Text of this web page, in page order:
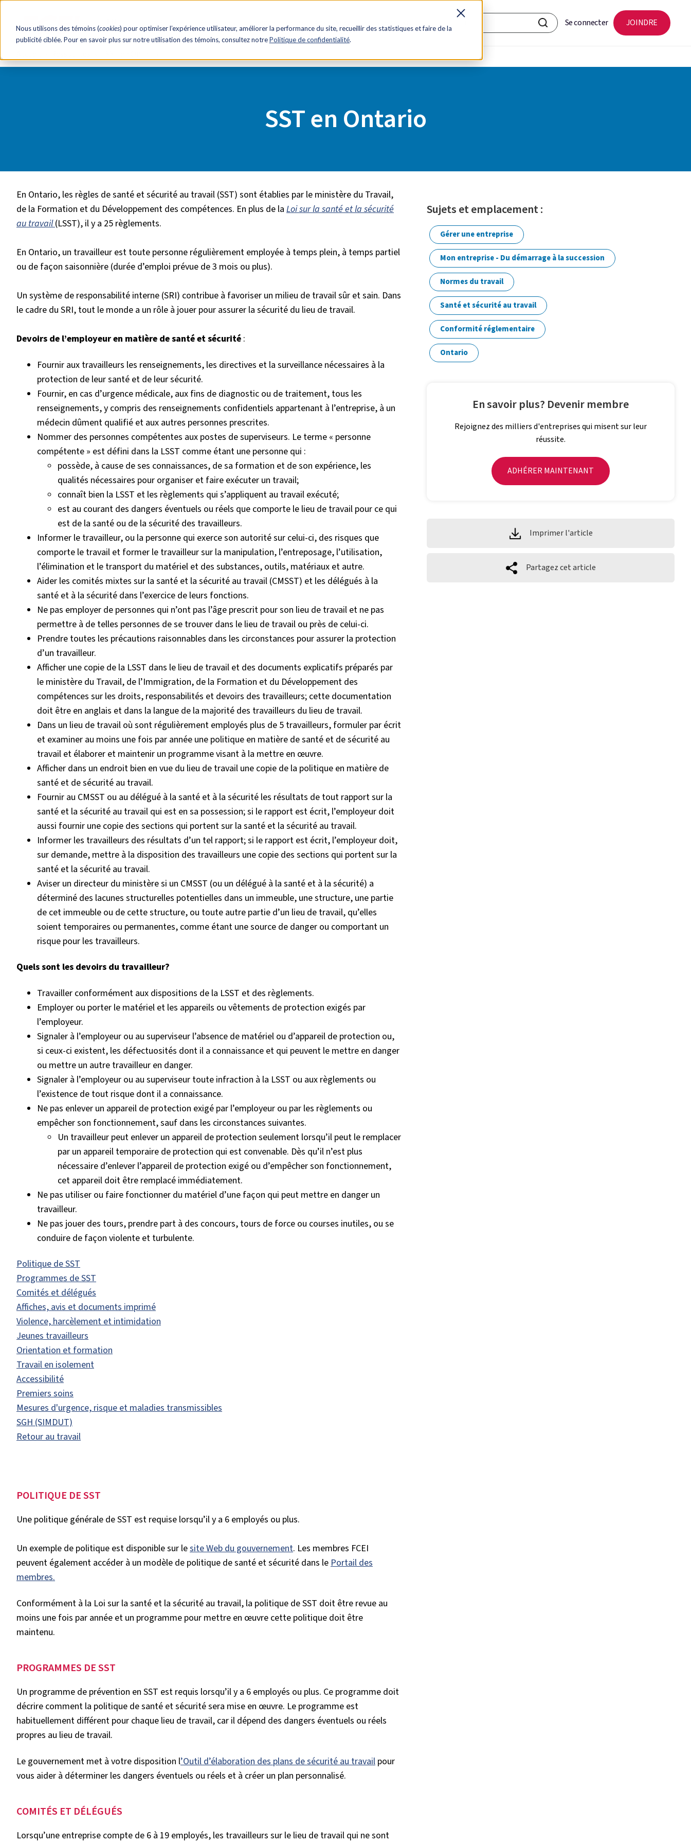
Nous utilisons des témoins (cookies) pour optimiser l’expérience utilisateur, améliorer la performance du site, recueillir des statistiques et faire de la
publicité ciblée. Pour en savoir plus sur notre utilisation des témoins, consultez notrePolitique de confidentialité.
Se connecter JOINDRE
SST en Ontario
En Ontario, les règles de santé et sécurité au travail (SST) sont établies par le ministère du Travail,
de la Formation et du Développement des compétences. En plus de la Loi sur la santé et la sécurité
au travail(LSST), il y a 25 règlements.
En Ontario, un travailleur est toute personne régulièrement employée à temps plein, à temps partiel
ou de façon saisonnière (durée d’emploi prévue de 3 mois ou plus).
Un système de responsabilité interne (SRI) contribue à favoriser un milieu de travail sûr et sain. Dans
le cadre du SRI, tout le monde a un rôle à jouer pour assurer la sécurité du lieu de travail.
Devoirs de l’employeur en matière de santé et sécurité :
Fournir aux travailleurs les renseignements, les directives et la surveillance nécessaires à la
protection de leur santé et de leur sécurité.
Fournir, en cas d’urgence médicale, aux fins de diagnostic ou de traitement, tous les
renseignements, y compris des renseignements confidentiels appartenant à l’entreprise, à un
médecin dûment qualifié et aux autres personnes prescrites.
Nommer des personnes compétentes aux postes de superviseurs. Le terme « personne
compétente » est défini dans la LSST comme étant une personne qui :
possède, à cause de ses connaissances, de sa formation et de son expérience, les
qualités nécessaires pour organiser et faire exécuter un travail;
connaît bien la LSST et les règlements qui s’appliquent au travail exécuté;
est au courant des dangers éventuels ou réels que comporte le lieu de travail pour ce qui
est de la santé ou de la sécurité des travailleurs.
Informer le travailleur, ou la personne qui exerce son autorité sur celui-ci, des risques que
comporte le travail et former le travailleur sur la manipulation, l’entreposage, l’utilisation,
l’élimination et le transport du matériel et des substances, outils, matériaux et autre.
Aider les comités mixtes sur la santé et la sécurité au travail (CMSST) et les délégués à la
santé et à la sécurité dans l’exercice de leurs fonctions.
Ne pas employer de personnes qui n’ont pas l’âge prescrit pour son lieu de travail et ne pas
permettre à de telles personnes de se trouver dans le lieu de travail ou près de celui-ci.
Prendre toutes les précautions raisonnables dans les circonstances pour assurer la protection
d’un travailleur.
Afficher une copie de la LSST dans le lieu de travail et des documents explicatifs préparés par
le ministère du Travail, de l’Immigration, de la Formation et du Développement des
compétences sur les droits, responsabilités et devoirs des travailleurs; cette documentation
doit être en anglais et dans la langue de la majorité des travailleurs du lieu de travail.
Dans un lieu de travail où sont régulièrement employés plus de 5 travailleurs, formuler par écrit
et examiner au moins une fois par année une politique en matière de santé et de sécurité au
travail et élaborer et maintenir un programme visant à la mettre en œuvre.
Afficher dans un endroit bien en vue du lieu de travail une copie de la politique en matière de
santé et de sécurité au travail.
Fournir au CMSST ou au délégué à la santé et à la sécurité les résultats de tout rapport sur la
santé et la sécurité au travail qui est en sa possession; si le rapport est écrit, l’employeur doit
aussi fournir une copie des sections qui portent sur la santé et la sécurité au travail.
Informer les travailleurs des résultats d’un tel rapport; si le rapport est écrit, l’employeur doit,
sur demande, mettre à la disposition des travailleurs une copie des sections qui portent sur la
santé et la sécurité au travail.
Aviser un directeur du ministère si un CMSST (ou un délégué à la santé et à la sécurité) a
déterminé des lacunes structurelles potentielles dans un immeuble, une structure, une partie
de cet immeuble ou de cette structure, ou toute autre partie d’un lieu de travail, qu’elles
soient temporaires ou permanentes, comme étant une source de danger ou comportant un
risque pour les travailleurs.
Quels sont les devoirs du travailleur?
Travailler conformément aux dispositions de la LSST et des règlements.
Employer ou porter le matériel et les appareils ou vêtements de protection exigés par
l’employeur.
Signaler à l’employeur ou au superviseur l’absence de matériel ou d’appareil de protection ou,
si ceux-ci existent, les défectuosités dont il a connaissance et qui peuvent le mettre en danger
ou mettre un autre travailleur en danger.
Signaler à l’employeur ou au superviseur toute infraction à la LSST ou aux règlements ou
l’existence de tout risque dont il a connaissance.
Ne pas enlever un appareil de protection exigé par l’employeur ou par les règlements ou
empêcher son fonctionnement, sauf dans les circonstances suivantes.
Un travailleur peut enlever un appareil de protection seulement lorsqu’il peut le remplacer
par un appareil temporaire de protection qui est convenable. Dès qu’il n’est plus
nécessaire d’enlever l’appareil de protection exigé ou d’empêcher son fonctionnement,
cet appareil doit être remplacé immédiatement.
Ne pas utiliser ou faire fonctionner du matériel d’une façon qui peut mettre en danger un
travailleur.
Ne pas jouer des tours, prendre part à des concours, tours de force ou courses inutiles, ou se
conduire de façon violente et turbulente.
Politique de SST
Programmes de SST
Comités et délégués
Affiches, avis et documents imprimé
Violence, harcèlement et intimidation
Jeunes travailleurs
Orientation et formation
Travail en isolement
Accessibilité
Premiers soins
Mesures d'urgence, risque et maladies transmissibles
SGH (SIMDUT)
Retour au travail
POLITIQUE DE SST
Une politique générale de SST est requise lorsqu’il y a 6 employés ou plus.
Un exemple de politique est disponible sur lesite Web du gouvernement. Les membres FCEI
peuvent également accéder à un modèle de politique de santé et sécurité dans lePortail des
membres.
Conformément à la Loi sur la santé et la sécurité au travail, la politique de SST doit être revue au
moins une fois par année et un programme pour mettre en œuvre cette politique doit être
maintenu.
PROGRAMMES DE SST
Un programme de prévention en SST est requis lorsqu’il y a 6 employés ou plus. Ce programme doit
décrire comment la politique de santé et sécurité sera mise en œuvre. Le programme est
habituellement différent pour chaque lieu de travail, car il dépend des dangers éventuels ou réels
propres au lieu de travail.
Le gouvernement met à votre disposition l’Outil d’élaboration des plans de sécurité au travail pour
vous aider à déterminer les dangers éventuels ou réels et à créer un plan personnalisé.
COMITÉS ET DÉLÉGUÉS
Lorsqu’une entreprise compte de 6 à 19 employés, les travailleurs sur le lieu de travail qui ne sont
Sujets et emplacement :
Gérer une entreprise
Mon entreprise - Du démarrage à la succession
Normes du travail
Santé et sécurité au travail
Conformité réglementaire
Ontario
En savoir plus? Devenir membre
Rejoignez des milliers d'entreprises qui misent sur leur
réussite.
ADHÉRER MAINTENANT
Imprimer l'article
Partagez cet article